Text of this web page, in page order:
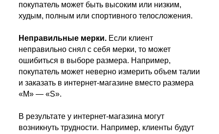
покупатель может быть высоким или низким,
худым, полным или спортивного телосложения.
Неправильные мерки. Если клиент
неправильно снял с себя мерки, то может
ошибиться в выборе размера. Например,
покупатель может неверно измерить объем талии
и заказать в интернет-магазине вместо размера
«М» — «S».
В результате у интернет-магазина могут
возникнуть трудности. Например, клиенты будут